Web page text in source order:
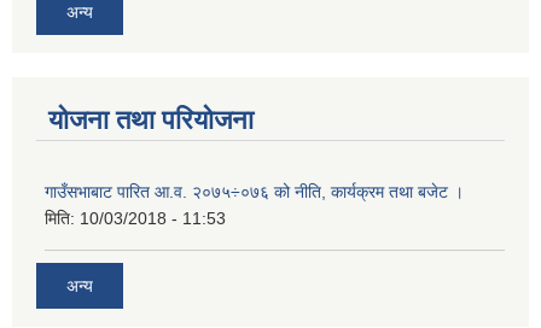
अन्य
योजना तथा परियोजना
गाउँसभाबाट पारित आ.व. २०७५÷०७६ को नीति, कार्यक्रम तथा बजेट ।
मिति: 10/03/2018 - 11:53
अन्य